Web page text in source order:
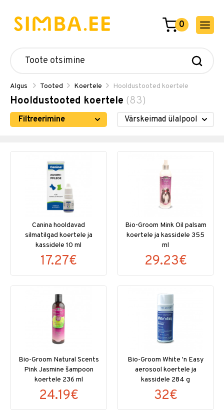
0
Algus Tooted Koertele Hooldustooted koertele
Hooldustooted koertele (83)
Filtreerimine
Canina hooldavad
silmatilgad koertele ja
kassidele 10 ml
17.27€
Bio-Groom Mink Oil palsam
koertele ja kassidele 355
ml
29.23€
Bio-Groom Natural Scents
Pink Jasmine šampoon
koertele 236 ml
24.19€
Bio-Groom White 'n Easy
aerosool koertele ja
kassidele 284 g
32€